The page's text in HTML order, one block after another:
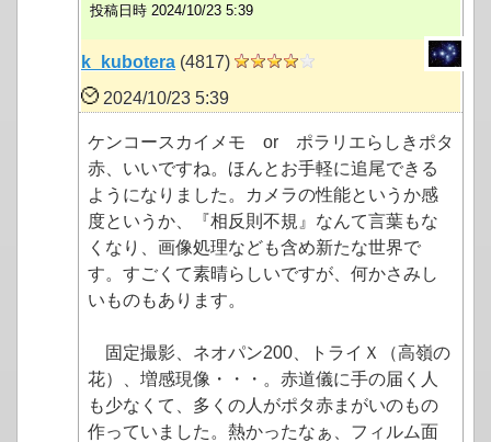
投稿日時 2024/10/23 5:39
k_kubotera (4817)
2024/10/23 5:39
ケンコースカイメモ or ポラリエらしきポタ
赤、いいですね。ほんとお手軽に追尾できる
ようになりました。カメラの性能というか感
度というか、『相反則不規』なんて言葉もな
くなり、画像処理なども含め新たな世界で
す。すごくて素晴らしいですが、何かさみし
いものもあります。
固定撮影、ネオパン200、トライＸ（高嶺の
花）、増感現像・・・。赤道儀に手の届く人
も少なくて、多くの人がポタ赤まがいのもの
作っていました。熱かったなぁ、フィルム面